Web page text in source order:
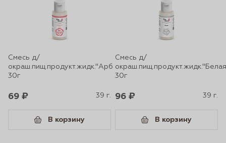
Смесь д/
окраш.пищ.продукт.жидк."Арбузная"
30г
69 ₽ 39 г.
В корзину
Смесь д/
30г
96 ₽ 39 г.
В корзину